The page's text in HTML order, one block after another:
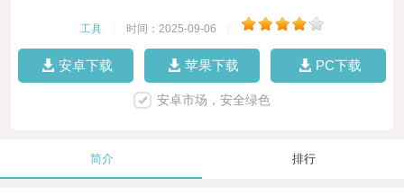
工具 时间：2025-09-06
安卓下载 苹果下载 PC下载
安卓市场，安全绿色
简介 排行